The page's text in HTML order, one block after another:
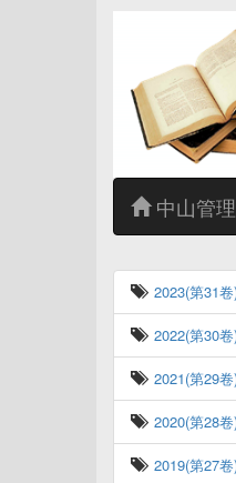
中山管
2023(第31
2022(第30
2021(第29
2020(第28
2019(第27